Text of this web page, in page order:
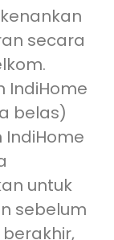
secara
IndiHome
belas)
untuk
sebelum